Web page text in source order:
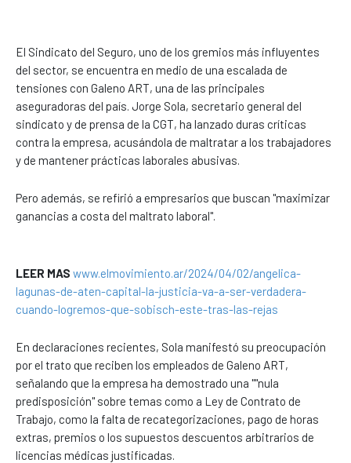
El Sindicato del Seguro, uno de los gremios más influyentes
del sector, se encuentra en medio de una escalada de
tensiones con Galeno ART, una de las principales
aseguradoras del país. Jorge Sola, secretario general del
sindicato y de prensa de la CGT, ha lanzado duras críticas
contra la empresa, acusándola de maltratar a los trabajadores
y de mantener prácticas laborales abusivas.
Pero además, se refirió a empresarios que buscan "maximizar
ganancias a costa del maltrato laboral".
LEER MAS www.elmovimiento.ar/2024/04/02/angelica-
lagunas-de-aten-capital-la-justicia-va-a-ser-verdadera-
cuando-logremos-que-sobisch-este-tras-las-rejas
En declaraciones recientes, Sola manifestó su preocupación
por el trato que reciben los empleados de Galeno ART,
señalando que la empresa ha demostrado una ""nula
predisposición" sobre temas como a Ley de Contrato de
Trabajo, como la falta de recategorizaciones, pago de horas
extras, premios o los supuestos descuentos arbitrarios de
licencias médicas justificadas.